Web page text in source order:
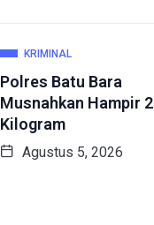
KRIMINAL
Polres Batu Bara
Musnahkan Hampir 2
Kilogram
Agustus 5, 2026